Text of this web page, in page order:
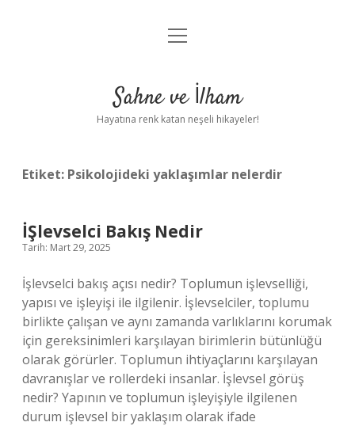
Anasayfa
Yasal Uyarı
menüyü
Sahne ve İlham
Hayatına renk katan neşeli hikayeler!
Etiket: Psikolojideki yaklaşımlar nelerdir
İŞlevselci Bakış Nedir
Tarih: Mart 29, 2025
İşlevselci bakış açısı nedir? Toplumun işlevselliği,
yapısı ve işleyişi ile ilgilenir. İşlevselciler, toplumu
birlikte çalışan ve aynı zamanda varlıklarını korumak
için gereksinimleri karşılayan birimlerin bütünlüğü
olarak görürler. Toplumun ihtiyaçlarını karşılayan
davranışlar ve rollerdeki insanlar. İşlevsel görüş
nedir? Yapının ve toplumun işleyişiyle ilgilenen
durum işlevsel bir yaklaşım olarak ifade